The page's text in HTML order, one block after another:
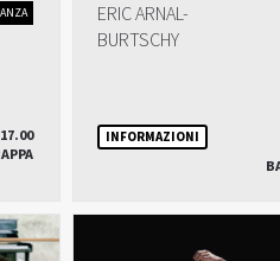
ERIC ARNAL-
BURTSCHY
INFORMAZIONI